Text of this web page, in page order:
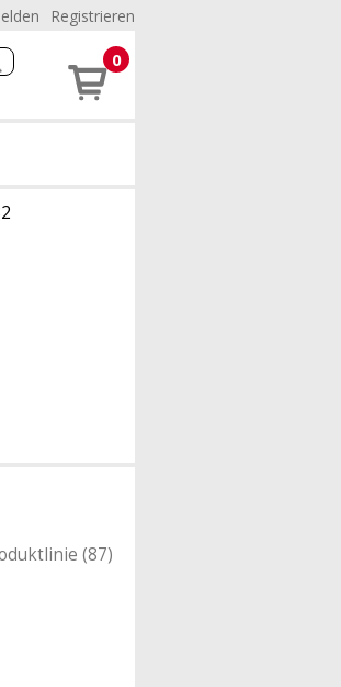
Registrieren
0
(87)